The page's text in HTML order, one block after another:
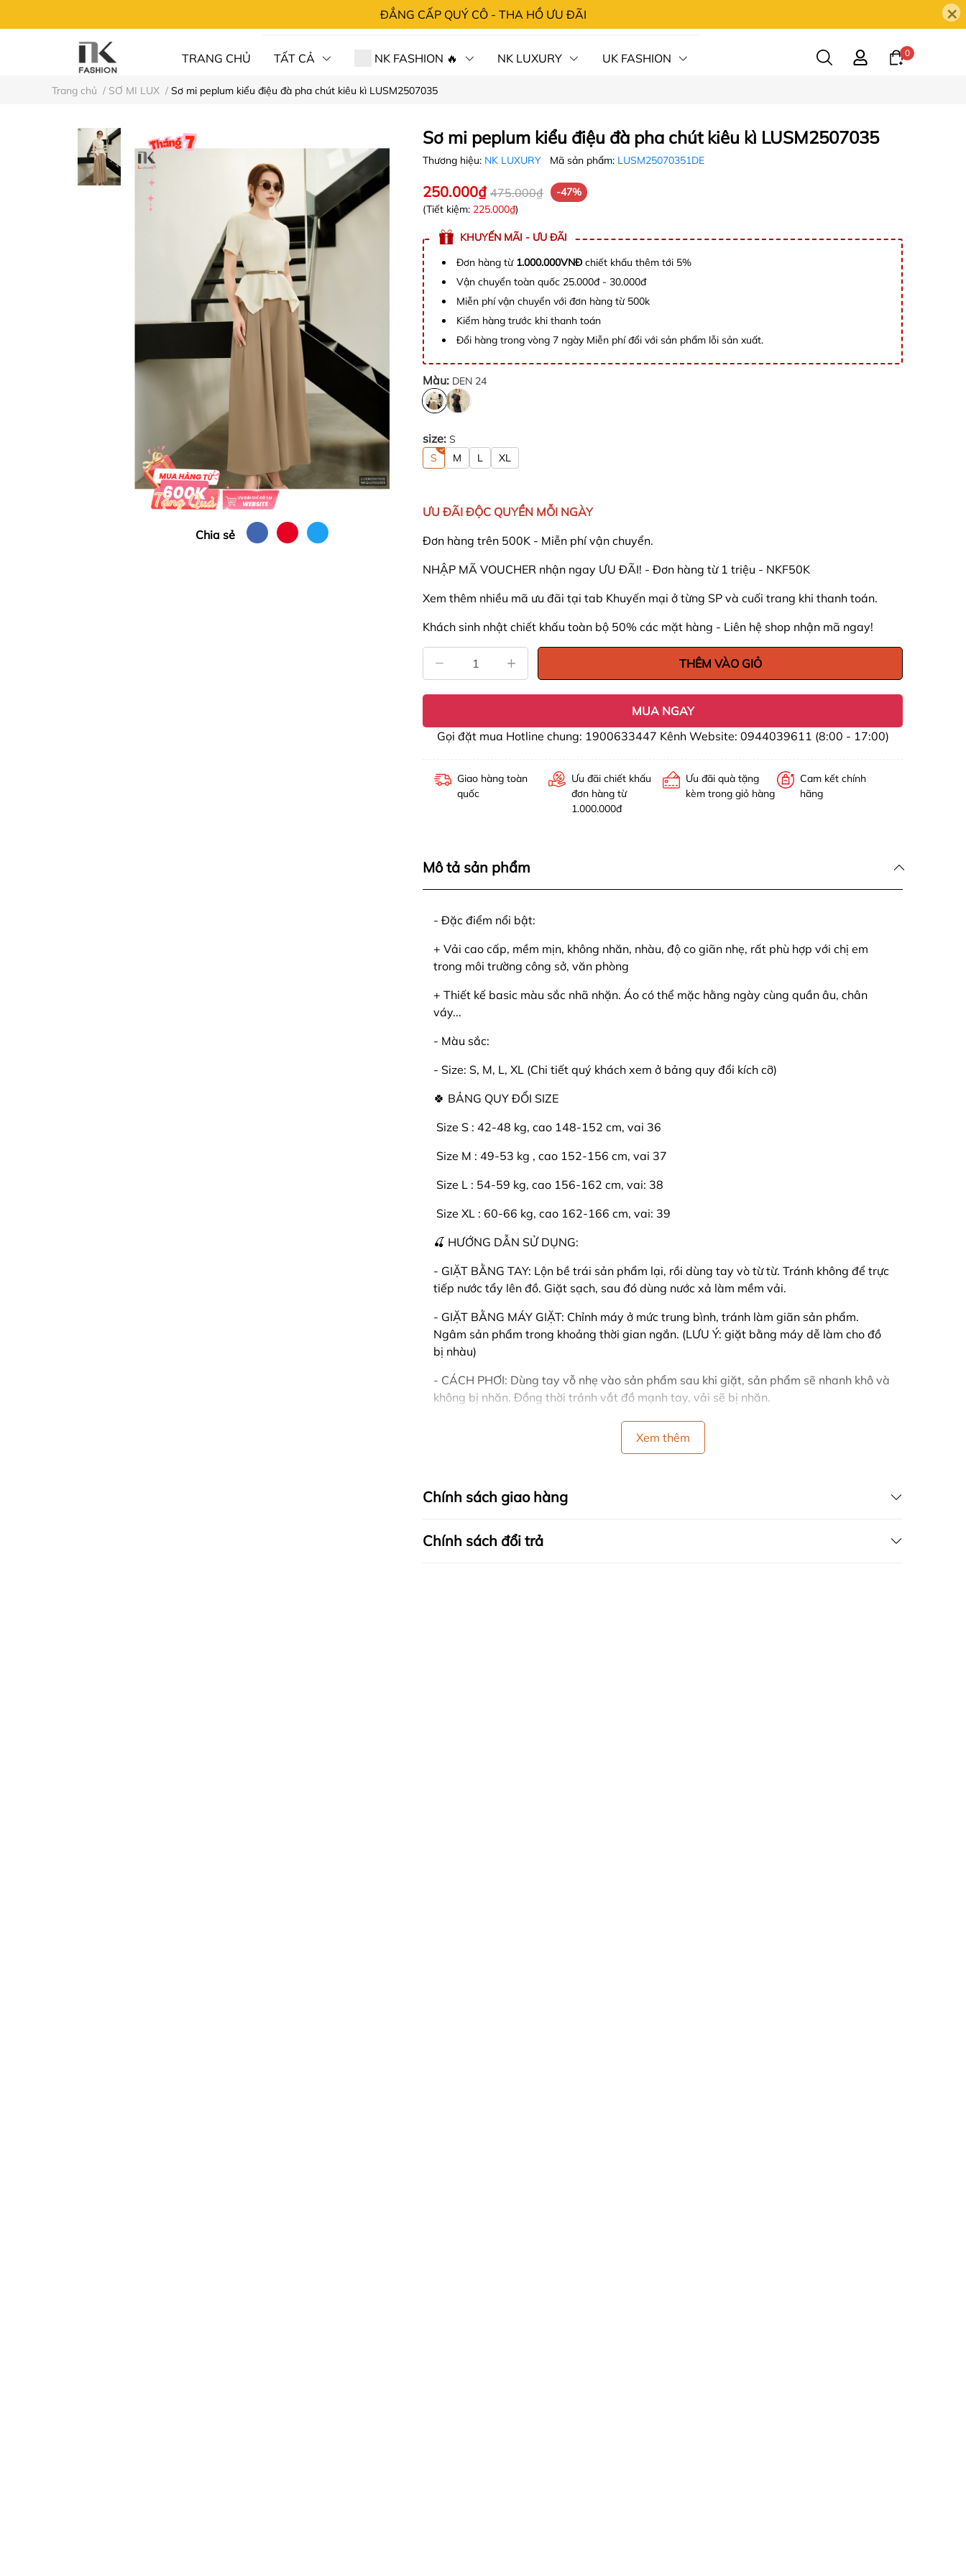
ĐẲNG CẤP QUÝ CÔ - THA HỒ ƯU ĐÃI ×
TRANG CHỦ TẤT CẢ NK FASHION 🔥 NK LUXURY UK FASHION 0
Trang chủ / SƠ MI LUX / Sơ mi peplum kiểu điệu đà pha chút kiêu kì LUSM2507035
Chia sẻ
Sơ mi peplum kiểu điệu đà pha chút kiêu kì LUSM2507035
Thương hiệu: NK LUXURY Mã sản phẩm: LUSM25070351DE
250.000₫ 475.000₫
-47%
(Tiết kiệm: 225.000₫)
KHUYẾN MÃI - ƯU ĐÃI
Đơn hàng từ 1.000.000VNĐchiết khấu thêm tới 5%
Vận chuyển toàn quốc 25.000đ - 30.000đ
Miễn phí vận chuyển với đơn hàng từ 500k
Kiểm hàng trước khi thanh toán
Đổi hàng trong vòng 7 ngày Miễn phí đổi với sản phẩm lỗi sản xuất.
Màu: DEN 24
size: S
S
M L XL
ƯU ĐÃI ĐỘC QUYỀN MỖI NGÀY
Đơn hàng trên 500K - Miễn phí vận chuyển.
NHẬP MÃ VOUCHER nhận ngay ƯU ĐÃI! - Đơn hàng từ 1 triệu - NKF50K
Xem thêm nhiều mã ưu đãi tại tab Khuyến mại ở từng SP và cuối trang khi thanh toán.
Khách sinh nhật chiết khấu toàn bộ 50% các mặt hàng - Liên hệ shop nhận mã ngay!
THÊM VÀO GIỎ
MUA NGAY
Gọi đặt mua Hotline chung: 1900633447 Kênh Website: 0944039611 (8:00 - 17:00)
Giao hàng toàn
quốc
Ưu đãi chiết khấu
đơn hàng từ
1.000.000đ
Ưu đãi quà tặng
kèm trong giỏ hàng
Cam kết chính
hãng
Mô tả sản phẩm
- Đặc điểm nổi bật:
+ Vải cao cấp, mềm mịn, không nhăn, nhàu, độ co giãn nhẹ, rất phù hợp với chị em
trong môi trường công sở, văn phòng
+ Thiết kế basic màu sắc nhã nhặn. Áo có thể mặc hằng ngày cùng quần âu, chân
váy...
- Màu sắc:
- Size: S, M, L, XL (Chi tiết quý khách xem ở bảng quy đổi kích cỡ)
🍀 BẢNG QUY ĐỔI SIZE
️ Size S : 42-48 kg, cao 148-152 cm, vai 36
️ Size M : 49-53 kg , cao 152-156 cm, vai 37
️ Size L : 54-59 kg, cao 156-162 cm, vai: 38
️ Size XL : 60-66 kg, cao 162-166 cm, vai: 39
🍒 HƯỚNG DẪN SỬ DỤNG:
- GIẶT BẰNG TAY: Lộn bề trái sản phẩm lại, rồi dùng tay vò từ từ. Tránh không để trực
tiếp nước tẩy lên đồ. Giặt sạch, sau đó dùng nước xả làm mềm vải.
- GIẶT BẰNG MÁY GIẶT: Chỉnh máy ở mức trung bình, tránh làm giãn sản phẩm.
Ngâm sản phẩm trong khoảng thời gian ngắn. (LƯU Ý: giặt bằng máy dễ làm cho đồ
bị nhàu)
- CÁCH PHƠI: Dùng tay vỗ nhẹ vào sản phẩm sau khi giặt, sản phẩm sẽ nhanh khô và
không bị nhăn. Đồng thời tránh vắt đồ mạnh tay, vải sẽ bị nhăn.
- Nên phơi ở nơi có nhiều gió, trải thẳng khi phơi và tránh nơi có ánh nắng gay gắt
hoặc trực tiếp, sản phẩm sẽ dễ bị bạc màu.Xem thêm
Chính sách giao hàng
Chính sách đổi trả